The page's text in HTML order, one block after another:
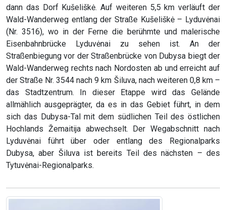
dann das Dorf Kušeliškė. Auf weiteren 5,5 km verläuft der
Wald-Wanderweg entlang der Straße Kušeliškė – Lyduvėnai
(Nr. 3516), wo in der Ferne die berühmte und malerische
Eisenbahnbrücke Lyduvėnai zu sehen ist. An der
Straßenbiegung vor der Straßenbrücke von Dubysa biegt der
Wald-Wanderweg rechts nach Nordosten ab und erreicht auf
der Straße Nr. 3544 nach 9 km Šiluva, nach weiteren 0,8 km –
das Stadtzentrum. In dieser Etappe wird das Gelände
allmählich ausgeprägter, da es in das Gebiet führt, in dem
sich das Dubysa-Tal mit dem südlichen Teil des östlichen
Hochlands Žemaitija abwechselt. Der Wegabschnitt nach
Lyduvėnai führt über oder entlang des Regionalparks
Dubysa, aber Šiluva ist bereits Teil des nächsten – des
Tytuvėnai-Regionalparks.